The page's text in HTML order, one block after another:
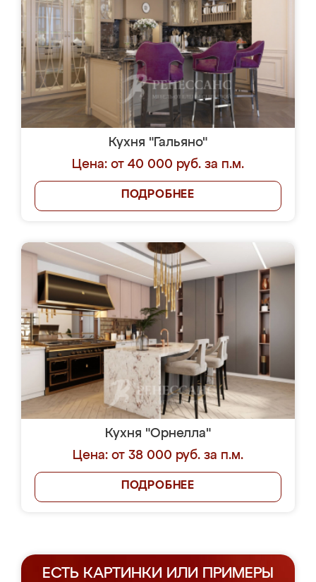
Кухня "Гальяно"
Цена: от 40 000 руб. за п.м.
ПОДРОБНЕЕ
Кухня "Орнелла"
Цена: от 38 000 руб. за п.м.
ПОДРОБНЕЕ
ЕСТЬ КАРТИНКИ ИЛИ ПРИМЕРЫ